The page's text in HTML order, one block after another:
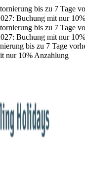
bis zu 7 Tage
Buchung mit nur
bis zu 7 Tage
Buchung mit nur
bis zu 7 Tage
nur 10% Anzahlung